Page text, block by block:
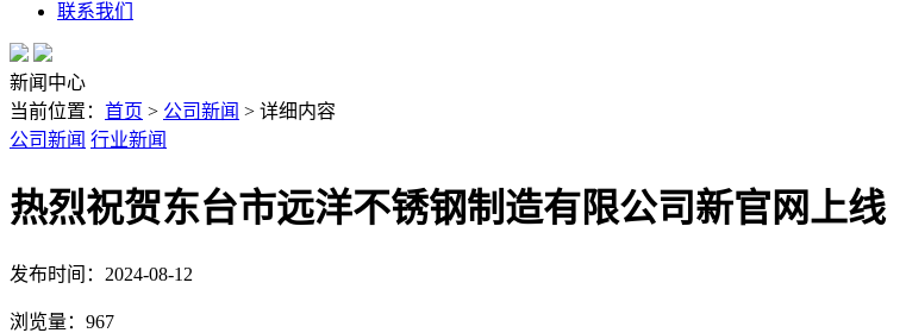
联系我们
新闻中心
当前位置： 首页 > 公司新闻 > 详细内容
公司新闻 行业新闻
热烈祝贺东台市远洋不锈钢制造有限公司新官网上线
发布时间：2024-08-12
浏览量： 967